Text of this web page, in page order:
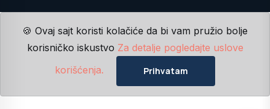
🍪 Ovaj sajt koristi kolačiće da bi vam pružio bolje
korisničko iskustvo Za detalje pogledajte uslove
korišćenja.
Prihvatam